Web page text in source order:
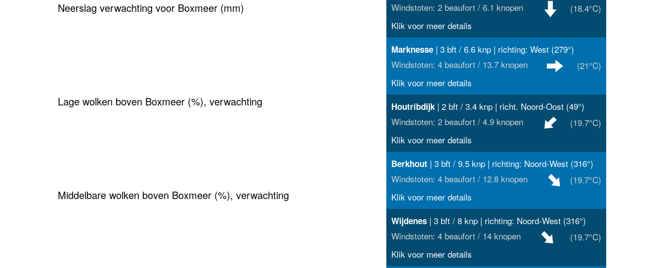
Neerslag verwachting voor Boxmeer (mm)
Lage wolken boven Boxmeer (%), verwachting
Middelbare wolken boven Boxmeer (%), verwachting
Windstoten: 2 beaufort / 6.1 knopen
(18.4°C)
Klik voor meer details
Marknesse| 3 bft / 6.6 knp | richting: West (279°)
Windstoten: 4 beaufort / 13.7 knopen
(21°C)
Klik voor meer details
Houtribdijk| 2 bft / 3.4 knp | richt. Noord-Oost (49°)
Windstoten: 2 beaufort / 4.9 knopen
(19.7°C)
Klik voor meer details
Berkhout| 3 bft / 9.5 knp | richting: Noord-West (316°)
Windstoten: 4 beaufort / 12.8 knopen
(19.7°C)
Klik voor meer details
Wijdenes| 3 bft / 8 knp | richting: Noord-West (316°)
Windstoten: 4 beaufort / 14 knopen
(19.7°C)
Klik voor meer details